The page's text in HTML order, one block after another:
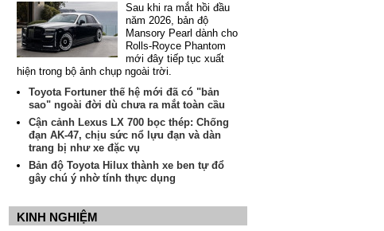
Sau khi ra mắt hồi đầu
năm 2026, bản độ
Mansory Pearl dành cho
Rolls-Royce Phantom
mới đây tiếp tục xuất
hiện trong bộ ảnh chụp ngoài trời.
Toyota Fortuner thế hệ mới đã có "bản
sao" ngoài đời dù chưa ra mắt toàn cầu
Cận cảnh Lexus LX 700 bọc thép: Chống
đạn AK-47, chịu sức nổ lựu đạn và dàn
trang bị như xe đặc vụ
Bản độ Toyota Hilux thành xe ben tự đổ
gây chú ý nhờ tính thực dụng
KINH NGHIỆM